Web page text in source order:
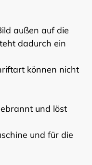
außen auf die
dadurch ein
können nicht
und löst
und für die